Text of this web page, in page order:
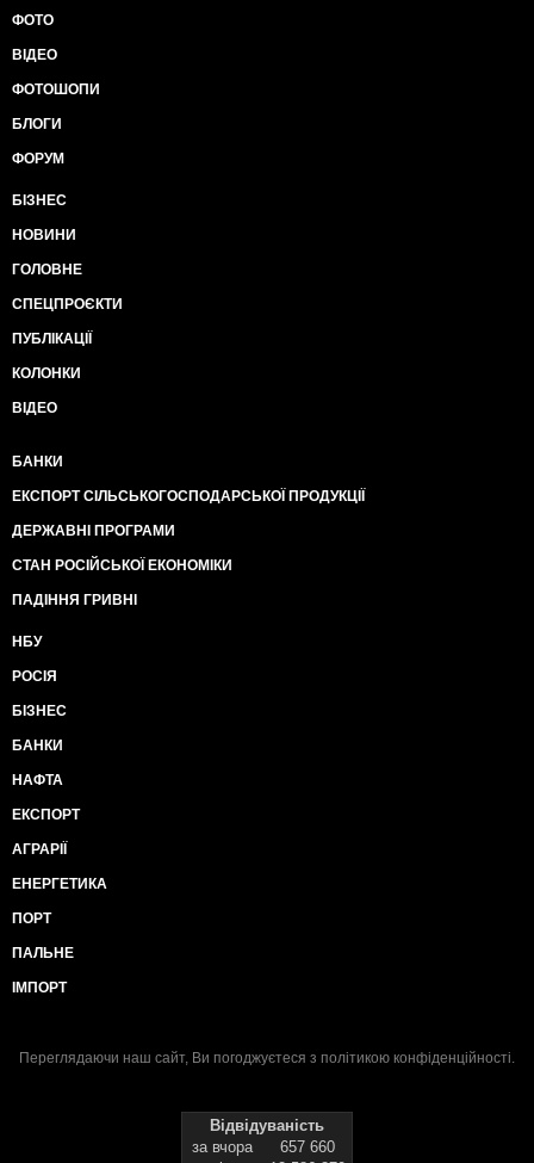
ФОТО
ВІДЕО
ФОТОШОПИ
БЛОГИ
ФОРУМ
БІЗНЕС
НОВИНИ
ГОЛОВНЕ
СПЕЦПРОЄКТИ
ПУБЛІКАЦІЇ
КОЛОНКИ
ВІДЕО
БАНКИ
ЕКСПОРТ СІЛЬСЬКОГОСПОДАРСЬКОЇ ПРОДУКЦІЇ
ДЕРЖАВНІ ПРОГРАМИ
СТАН РОСІЙСЬКОЇ ЕКОНОМІКИ
ПАДІННЯ ГРИВНІ
НБУ
РОСІЯ
БІЗНЕС
БАНКИ
НАФТА
ЕКСПОРТ
АГРАРІЇ
ЕНЕРГЕТИКА
ПОРТ
ПАЛЬНЕ
ІМПОРТ
Переглядаючи наш сайт, Ви погоджуєтеся з політикою конфіденційності.
Відвідуваність
за вчора
657 660